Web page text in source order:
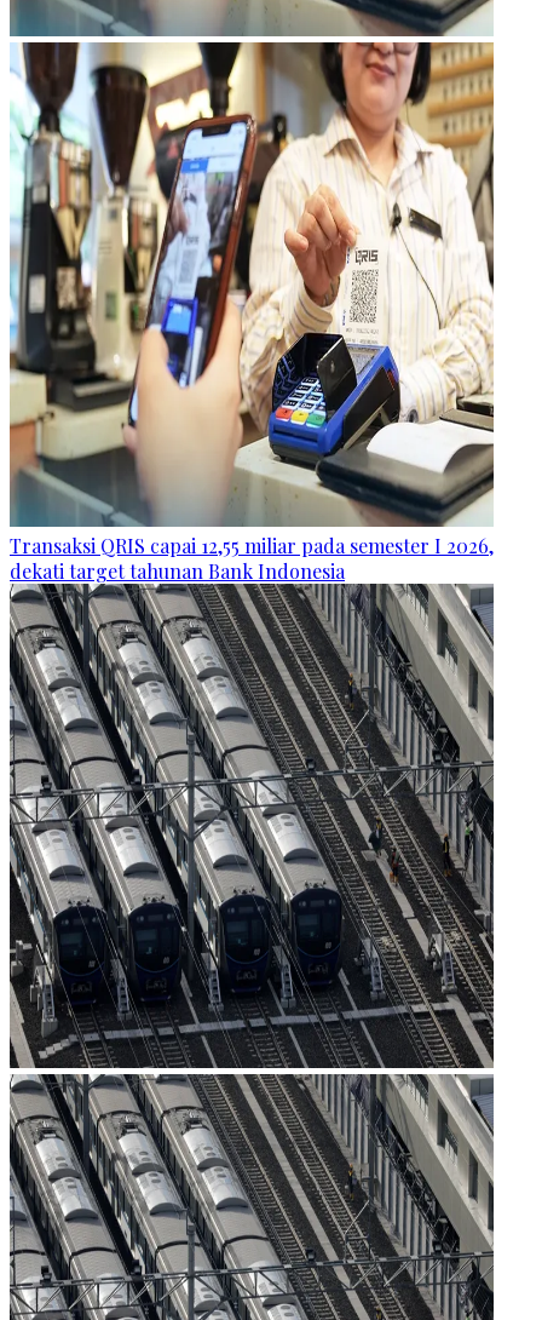
Transaksi QRIS capai 12,55 miliar pada semester I 2026,
dekati target tahunan Bank Indonesia